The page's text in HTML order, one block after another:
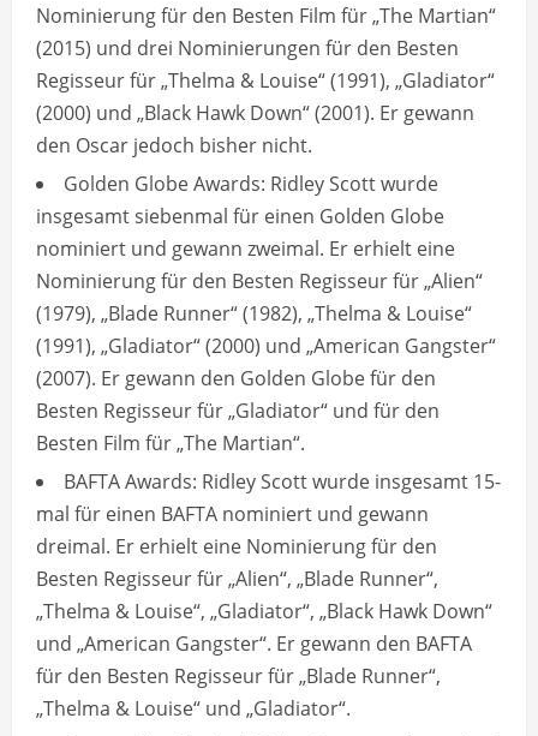
Nominierung für den Besten Film für „The Martian“
(2015) und drei Nominierungen für den Besten
Regisseur für „Thelma & Louise“ (1991), „Gladiator“
(2000) und „Black Hawk Down“ (2001). Er gewann
den Oscar jedoch bisher nicht.
Golden Globe Awards: Ridley Scott wurde
insgesamt siebenmal für einen Golden Globe
nominiert und gewann zweimal. Er erhielt eine
Nominierung für den Besten Regisseur für „Alien“
(1979), „Blade Runner“ (1982), „Thelma & Louise“
(1991), „Gladiator“ (2000) und „American Gangster“
(2007). Er gewann den Golden Globe für den
Besten Regisseur für „Gladiator“ und für den
Besten Film für „The Martian“.
BAFTA Awards: Ridley Scott wurde insgesamt 15-
mal für einen BAFTA nominiert und gewann
dreimal. Er erhielt eine Nominierung für den
Besten Regisseur für „Alien“, „Blade Runner“,
„Thelma & Louise“, „Gladiator“, „Black Hawk Down“
und „American Gangster“. Er gewann den BAFTA
für den Besten Regisseur für „Blade Runner“,
„Thelma & Louise“ und „Gladiator“.